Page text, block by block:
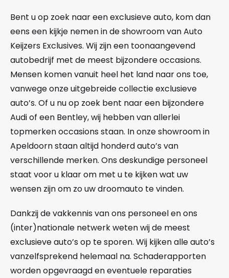
Bent u op zoek naar een exclusieve auto, kom dan
eens een kijkje nemen in de showroom van Auto
Keijzers Exclusives. Wij zijn een toonaangevend
autobedrijf met de meest bijzondere occasions.
Mensen komen vanuit heel het land naar ons toe,
vanwege onze uitgebreide collectie exclusieve
auto’s. Of u nu op zoek bent naar een bijzondere
Audi of een Bentley, wij hebben van allerlei
topmerken occasions staan. In onze showroom in
Apeldoorn staan altijd honderd auto’s van
verschillende merken. Ons deskundige personeel
staat voor u klaar om met u te kijken wat uw
wensen zijn om zo uw droomauto te vinden.
Dankzij de vakkennis van ons personeel en ons
(inter)nationale netwerk weten wij de meest
exclusieve auto’s op te sporen. Wij kijken alle auto’s
vanzelfsprekend helemaal na. Schaderapporten
worden opgevraagd en eventuele reparaties